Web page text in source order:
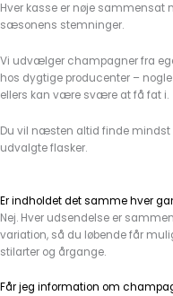
Hver kasse er nøje sammensat
sæsonens stemninger.
Vi udvælger champagner fra
hos dygtige producenter –
ellers kan være svære at få fat i.
Du vil næsten altid finde
udvalgte flasker.
Er indholdet det samme hver
Nej. Hver udsendelse er
variation, så du løbende får
stilarter og årgange.
Får jeg information om